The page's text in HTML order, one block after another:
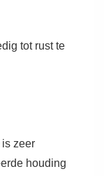
tot rust te
is zeer
houding